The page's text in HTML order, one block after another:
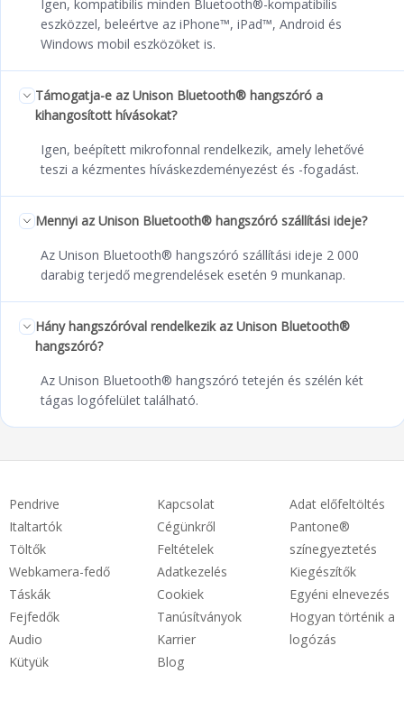
Igen, kompatibilis minden Bluetooth®-kompatibilis
eszközzel, beleértve az iPhone™, iPad™, Android és
Windows mobil eszközöket is.
Támogatja-e az Unison Bluetooth® hangszóró a
kihangosított hívásokat?
Igen, beépített mikrofonnal rendelkezik, amely lehetővé
teszi a kézmentes híváskezdeményezést és -fogadást.
Mennyi az Unison Bluetooth® hangszóró szállítási ideje?
Az Unison Bluetooth® hangszóró szállítási ideje 2 000
darabig terjedő megrendelések esetén 9 munkanap.
Hány hangszóróval rendelkezik az Unison Bluetooth®
hangszóró?
Az Unison Bluetooth® hangszóró tetején és szélén két
tágas logófelület található.
Pendrive
Italtartók
Töltők
Webkamera-fedő
Táskák
Fejfedők
Audio
Kütyük
Kapcsolat
Cégünkről
Feltételek
Adatkezelés
Cookiek
Tanúsítványok
Karrier
Blog
Adat előfeltöltés
Pantone®
színegyeztetés
Kiegészítők
Egyéni elnevezés
Hogyan történik a
logózás